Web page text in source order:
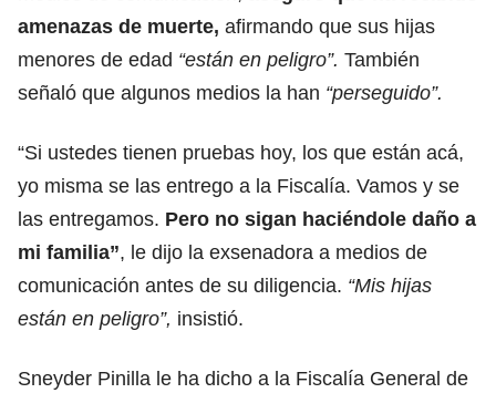
amenazas de muerte, afirmando que sus hijas
menores de edad “están en peligro”. También
señaló que algunos medios la han “perseguido”.
“Si ustedes tienen pruebas hoy, los que están acá,
yo misma se las entrego a la Fiscalía. Vamos y se
las entregamos. Pero no sigan haciéndole daño a
mi familia”, le dijo la exsenadora a medios de
comunicación antes de su diligencia. “Mis hijas
están en peligro”, insistió.
Sneyder Pinilla le ha dicho a la Fiscalía General de